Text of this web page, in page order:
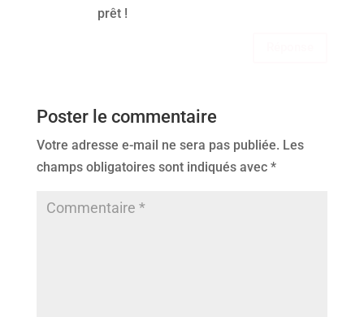
prêt !
Poster le commentaire
Votre adresse e-mail ne sera pas publiée. Les
champs obligatoires sont indiqués avec *